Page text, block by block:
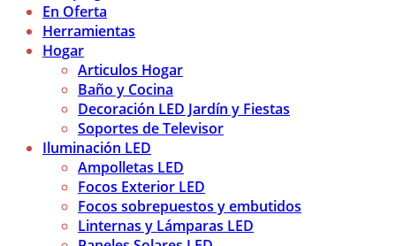
En Oferta
Herramientas
Hogar
Articulos Hogar
Baño y Cocina
Decoración LED Jardín y Fiestas
Soportes de Televisor
Iluminación LED
Ampolletas LED
Focos Exterior LED
Focos sobrepuestos y embutidos
Linternas y Lámparas LED